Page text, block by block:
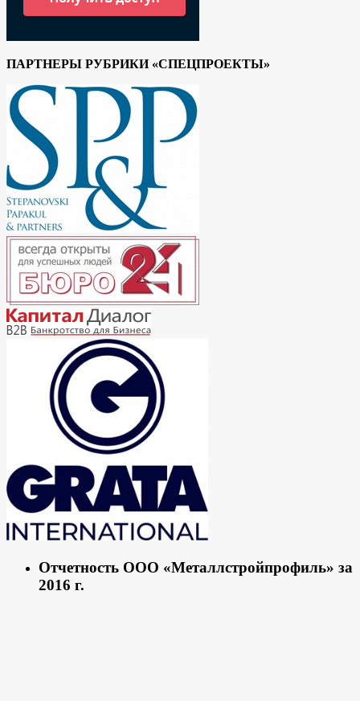
ПАРТНЕРЫ РУБРИКИ «СПЕЦПРОЕКТЫ»
Отчетность ООО «Металлстройпрофиль» за
2016 г.